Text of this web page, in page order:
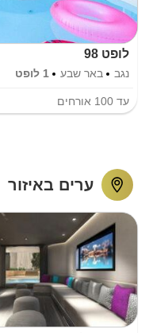
לופט 98
נגב באר שבע 1 לופט
עד 100 אורחים
ערים באיזור